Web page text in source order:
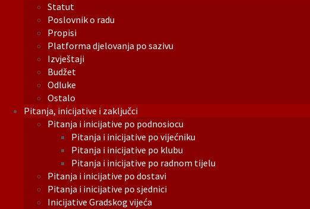
Statut
Poslovnik o radu
Propisi
Platforma djelovanja po sazivu
Izvještaji
Budžet
Odluke
Ostalo
Pitanja, inicijative i zaključci
Pitanja i inicijative po podnosiocu
Pitanja i inicijative po vijećniku
Pitanja i inicijative po klubu
Pitanja i inicijative po radnom tijelu
Pitanja i inicijative po dostavi
Pitanja i inicijative po sjednici
Inicijative Gradskog vijeća